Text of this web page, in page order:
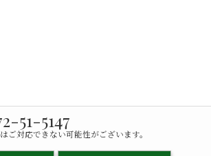
51-5147
ご対応できない可能性がございます。